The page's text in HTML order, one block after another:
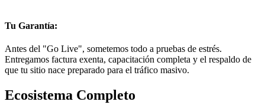
Tu Garantía:
Antes del "Go Live", sometemos todo a pruebas de estrés.
Entregamos factura exenta, capacitación completa y el respaldo de
que tu sitio nace preparado para el tráfico masivo.
Ecosistema Completo